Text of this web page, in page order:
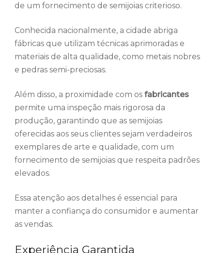
de um fornecimento de semijoias criterioso.
Conhecida nacionalmente, a cidade abriga
fábricas que utilizam técnicas aprimoradas e
materiais de alta qualidade, como metais nobres
e pedras semi-preciosas.
Além disso, a proximidade com os fabricantes
permite uma inspeção mais rigorosa da
produção, garantindo que as semijoias
oferecidas aos seus clientes sejam verdadeiros
exemplares de arte e qualidade, com um
fornecimento de semijoias que respeita padrões
elevados.
Essa atenção aos detalhes é essencial para
manter a confiança do consumidor e aumentar
as vendas.
Experiência Garantida